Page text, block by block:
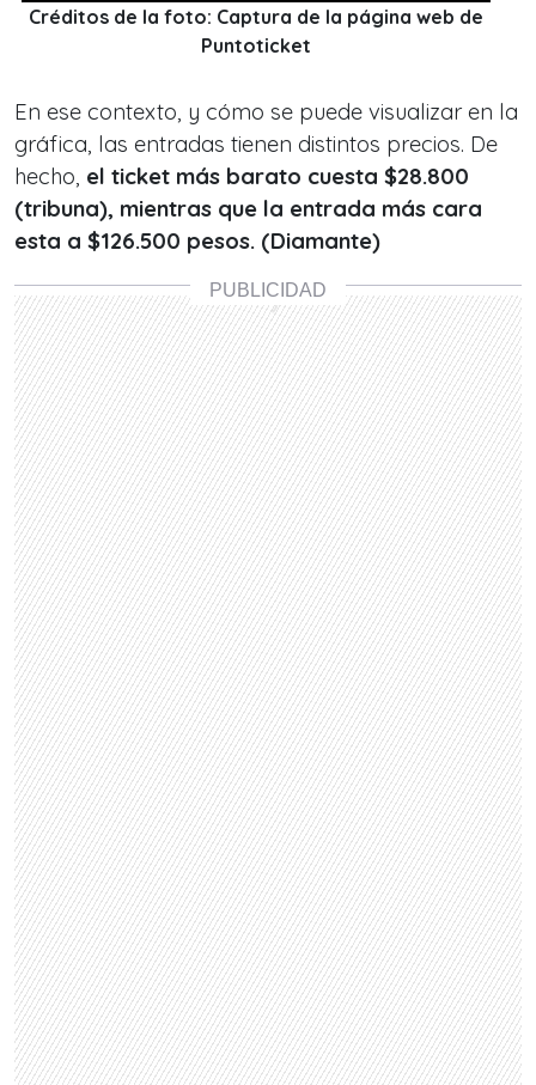
Créditos de la foto: Captura de la página web de
Puntoticket
En ese contexto, y cómo se puede visualizar en la
gráfica, las entradas tienen distintos precios. De
hecho, el ticket más barato cuesta $28.800
(tribuna), mientras que la entrada más cara
esta a $126.500 pesos. (Diamante)